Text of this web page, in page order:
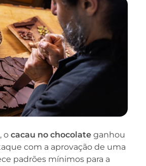
o cacau no chocolate ganhou
com a aprovação de uma
padrões mínimos para a